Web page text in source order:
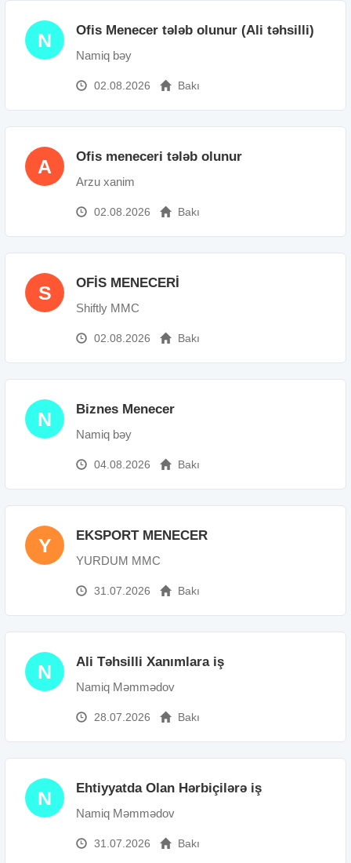
N Ofis Menecer tələb olunur (Ali təhsilli)
Namiq bəy
02.08.2026 Bakı
A Ofis meneceri tələb olunur
Arzu xanim
02.08.2026 Bakı
S OFİS MENECERİ
Shiftly MMC
02.08.2026 Bakı
N Biznes Menecer
Namiq bəy
04.08.2026 Bakı
Y EKSPORT MENECER
YURDUM MMC
31.07.2026 Bakı
N Ali Təhsilli Xanımlara iş
Namiq Məmmədov
28.07.2026 Bakı
N Ehtiyyatda Olan Hərbiçilərə iş
Namiq Məmmədov
31.07.2026 Bakı